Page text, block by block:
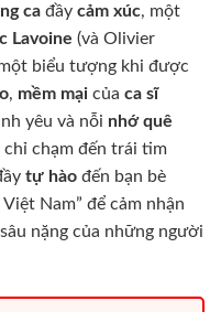
ca đầy cảm xúc, một
Lavoine (và Olivier
biểu tượng khi được
, mềm mại của ca sĩ
yêu và nỗi nhớ quê
chạm đến trái tim
tự hào đến bạn bè
Việt Nam” để cảm nhận
nặng của những người